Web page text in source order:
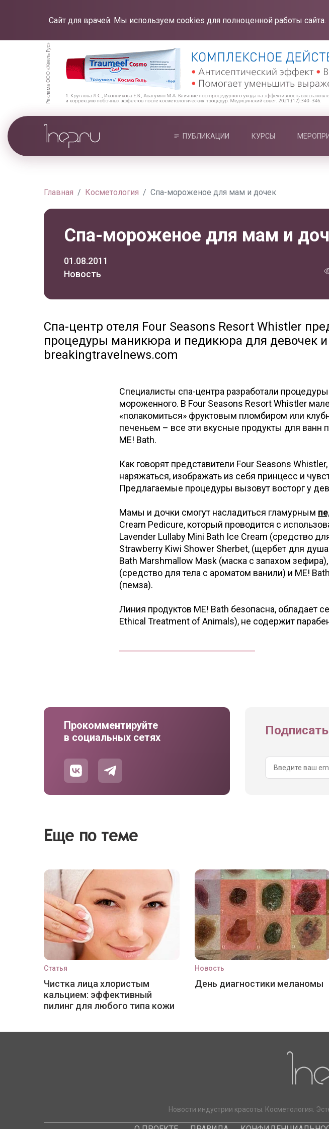
Сайт для врачей. Мы используем cookies для полноценной работы сайта.
ПУБЛИКАЦИИ КУРСЫ
Главная Косметология Спа-мороженое для мам и дочек
Спа-мороженое для мам и
01.08.2011
Новость
Спа-центр отеля Four Seasons Resort Whistler
процедуры маникюра и педикюра для девочек
breakingtravelnews.com
Специалисты спа-центра разработали
мороженного. В Four Seasons Resort Whistler
«полакомиться» фруктовым пломбиром или
печеньем – все эти вкусные продукты для ванн
ME! Bath.
Как говорят представители Four Seasons
наряжаться, изображать из себя принцесс и
Предлагаемые процедуры вызовут восторг у
Мамы и дочки смогут насладиться гламурным
Cream Pedicure, который проводится с
Lavender Lullaby Mini Bath Ice Cream (средство
Strawberry Kiwi Shower Sherbet, (щербет для
Bath Marshmallow Mask (маска с запахом
(средство для тела с ароматом ванили) и ME!
(пемза).
Линия продуктов ME! Bath безопасна, обладает
Ethical Treatment of Animals), не содержит
Прокомментируйте
в социальных сетях
Еще по теме
Статья
Чистка лица хлористым
кальцием: эффективный
пилинг для любого типа кожи
Новость
День диагностики меланомы
Новости индустрии красоты. Косметология.